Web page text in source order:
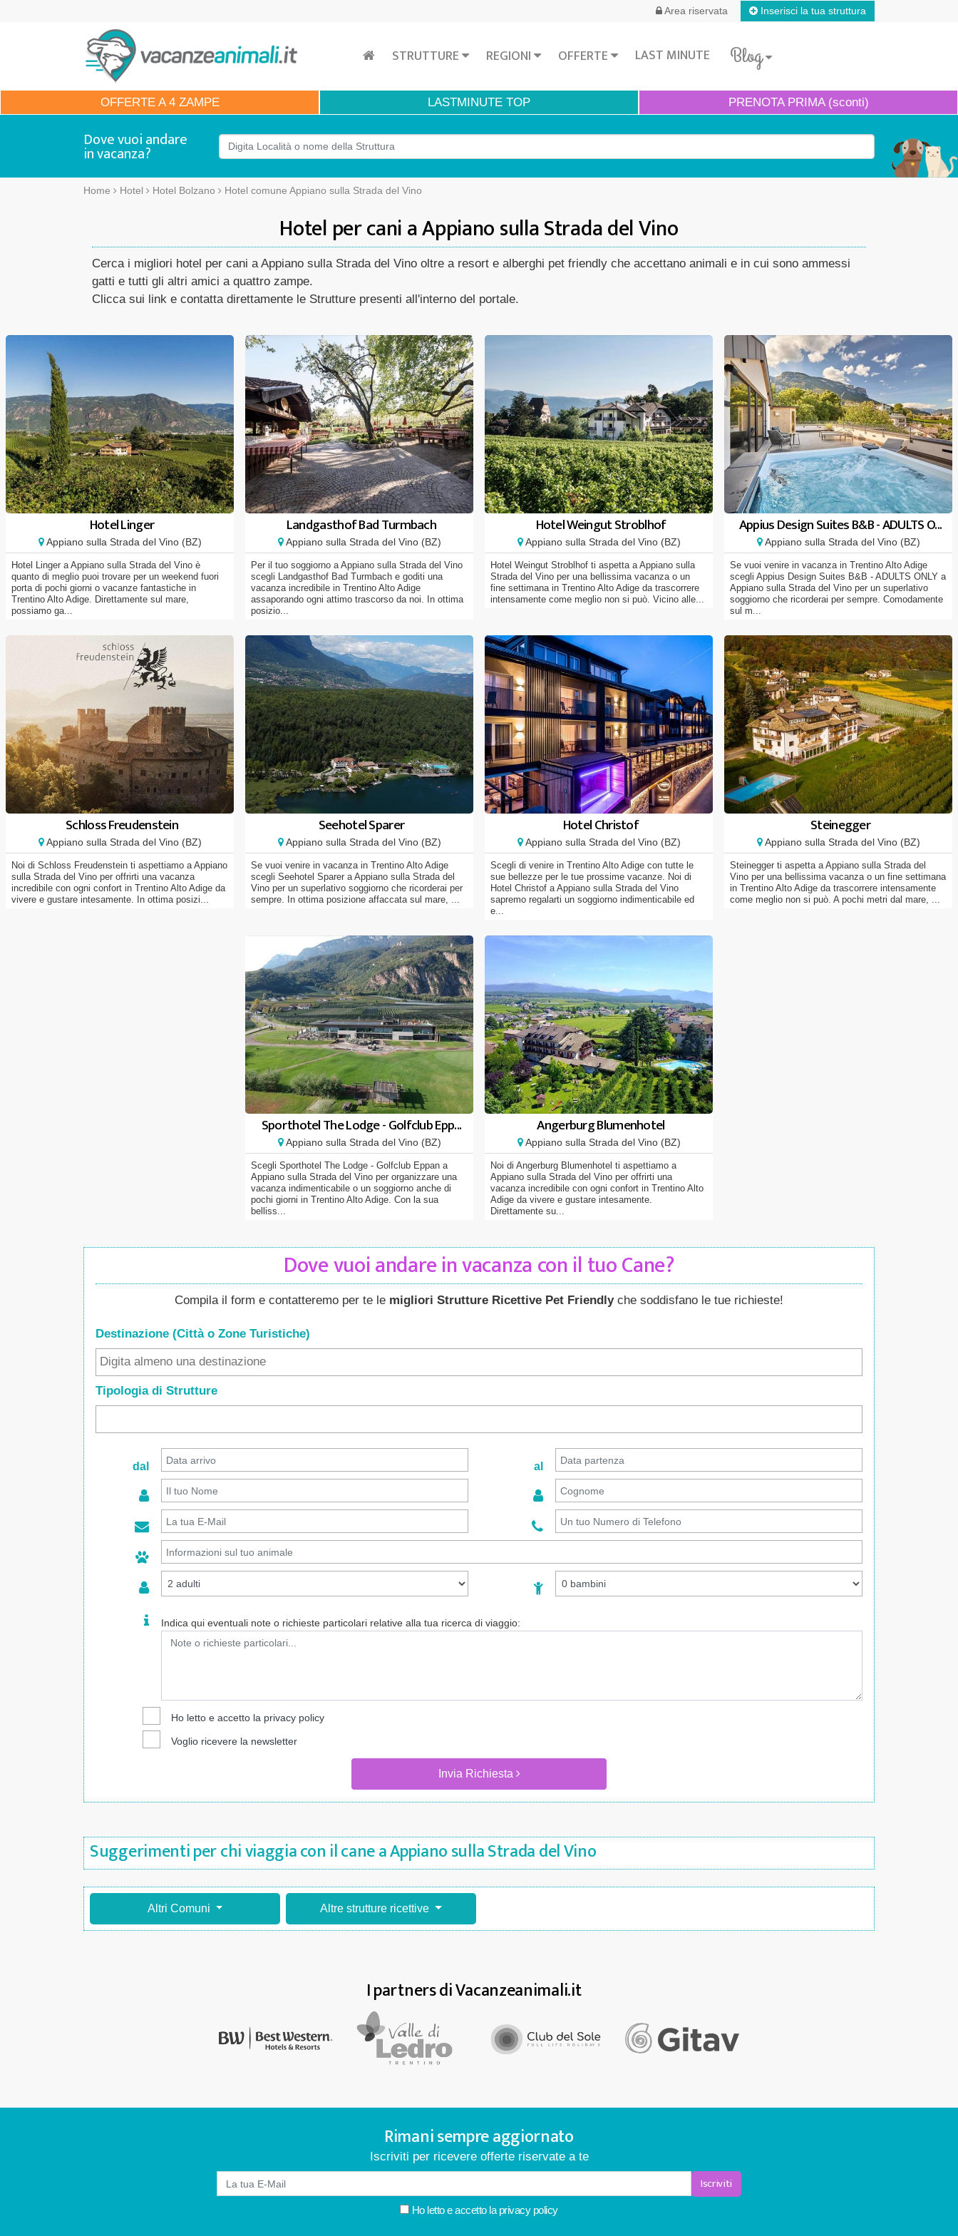
Area riservata Inserisci la tua struttura
STRUTTURE REGIONI OFFERTE LAST MINUTE Blog
OFFERTEA 4 ZAMPE LASTMINUTE TOP PRENOTAPRIMA (sconti)
Dove vuoi andare
in vacanza?
Home Hotel Hotel Bolzano Hotel comune Appiano sulla Strada del Vino
Hotel per cani a Appiano sulla Strada del Vino
Cerca i migliori hotel per cani a Appiano sulla Strada del Vino oltre a resort e alberghi pet friendly che accettano animali e in cui sono ammessi
gatti e tutti gli altri amici a quattro zampe.
Clicca sui link e contatta direttamente le Strutture presenti all'interno del portale.
Hotel Linger
Appiano sulla Strada del Vino (BZ)
Hotel Linger a Appiano sulla Strada del Vino è
quanto di meglio puoi trovare per un weekend fuori
porta di pochi giorni o vacanze fantastiche in
Trentino Alto Adige. Direttamente sul mare,
possiamo ga...
Landgasthof Bad Turmbach
Appiano sulla Strada del Vino (BZ)
Per il tuo soggiorno a Appiano sulla Strada del Vino
scegli Landgasthof Bad Turmbach e goditi una
vacanza incredibile in Trentino Alto Adige
assaporando ogni attimo trascorso da noi. In ottima
posizio...
Hotel Weingut Stroblhof
Appiano sulla Strada del Vino (BZ)
Hotel Weingut Stroblhof ti aspetta a Appiano sulla
Strada del Vino per una bellissima vacanza o un
fine settimana in Trentino Alto Adige da trascorrere
intensamente come meglio non si può. Vicino alle...
Appius Design Suites B&B - ADULTS O...
Appiano sulla Strada del Vino (BZ)
Se vuoi venire in vacanza in Trentino Alto Adige
scegli Appius Design Suites B&B - ADULTS ONLY a
Appiano sulla Strada del Vino per un superlativo
soggiorno che ricorderai per sempre. Comodamente
sul m...
Schloss Freudenstein
Appiano sulla Strada del Vino (BZ)
Noi di Schloss Freudenstein ti aspettiamo a Appiano
sulla Strada del Vino per offrirti una vacanza
incredibile con ogni confort in Trentino Alto Adige da
vivere e gustare intesamente. In ottima posizi...
Seehotel Sparer
Appiano sulla Strada del Vino (BZ)
Se vuoi venire in vacanza in Trentino Alto Adige
scegli Seehotel Sparer a Appiano sulla Strada del
Vino per un superlativo soggiorno che ricorderai per
sempre. In ottima posizione affaccata sul mare, ...
Hotel Christof
Appiano sulla Strada del Vino (BZ)
Scegli di venire in Trentino Alto Adige con tutte le
sue bellezze per le tue prossime vacanze. Noi di
Hotel Christof a Appiano sulla Strada del Vino
sapremo regalarti un soggiorno indimenticabile ed
e...
Steinegger
Appiano sulla Strada del Vino (BZ)
Steinegger ti aspetta a Appiano sulla Strada del
Vino per una bellissima vacanza o un fine settimana
in Trentino Alto Adige da trascorrere intensamente
come meglio non si può. A pochi metri dal mare, ...
Sporthotel The Lodge - Golfclub Epp...
Appiano sulla Strada del Vino (BZ)
Scegli Sporthotel The Lodge - Golfclub Eppan a
Appiano sulla Strada del Vino per organizzare una
vacanza indimenticabile o un soggiorno anche di
pochi giorni in Trentino Alto Adige. Con la sua
belliss...
Angerburg Blumenhotel
Appiano sulla Strada del Vino (BZ)
Noi di Angerburg Blumenhotel ti aspettiamo a
Appiano sulla Strada del Vino per offrirti una
vacanza incredibile con ogni confort in Trentino Alto
Adige da vivere e gustare intesamente.
Direttamente su...
Dove vuoi andare in vacanza con il tuo Cane?
Compila il form e contatteremo per te le migliori Strutture Ricettive Pet Friendlyche soddisfano le tue richieste!
Destinazione (Città o Zone Turistiche)
Tipologia di Strutture
dal al
Indica qui eventuali note o richieste particolari relative alla tua ricerca di viaggio:
Ho letto e accetto la privacy policy
Voglio ricevere la newsletter
Invia Richiesta
Suggerimenti per chi viaggia con il cane a Appiano sulla Strada del Vino
Altri Comuni Altre strutture ricettive
I partners di Vacanzeanimali.it
Rimani sempre aggiornato
Iscriviti per ricevere offerte riservate a te
Iscriviti
Ho letto e accetto la privacy policy